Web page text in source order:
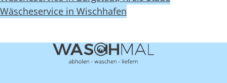
Wäscheservice in Wischhafen